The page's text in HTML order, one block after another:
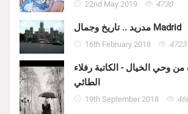
22nd May 2019 4730
مدريد .. تاريخ وجمال Madrid
16th February 2018 4723
وحي الخيال - الكاتبة رفلاء
الطائي
19th September 2018